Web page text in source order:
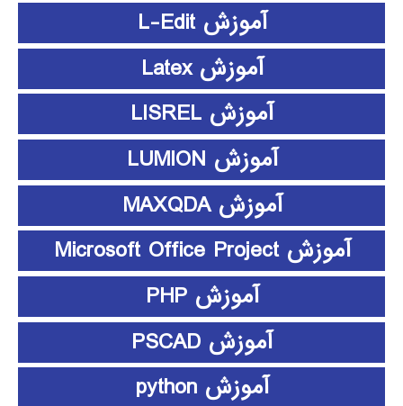
آموزش L-Edit
آموزش Latex
آموزش LISREL
آموزش LUMION
آموزش MAXQDA
آموزش Microsoft Office Project
آموزش PHP
آموزش PSCAD
آموزش python